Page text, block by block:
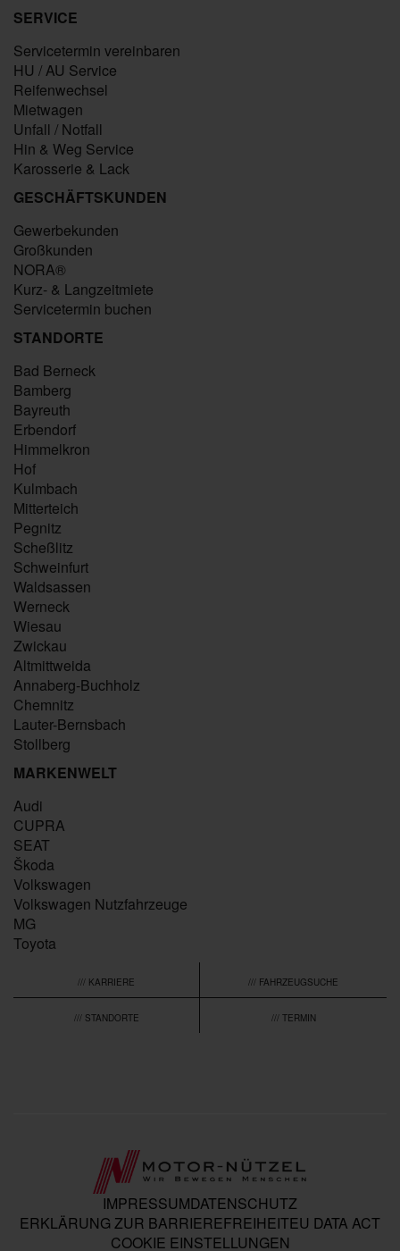
SERVICE
Servicetermin vereinbaren
HU / AU Service
Reifenwechsel
Mietwagen
Unfall / Notfall
Hin & Weg Service
Karosserie & Lack
GESCHÄFTSKUNDEN
Gewerbekunden
Großkunden
NORA®
Kurz- & Langzeitmiete
Servicetermin buchen
STANDORTE
Bad Berneck
Bamberg
Bayreuth
Erbendorf
Himmelkron
Hof
Kulmbach
Mitterteich
Pegnitz
Scheßlitz
Schweinfurt
Waldsassen
Werneck
Wiesau
Zwickau
Altmittweida
Annaberg-Buchholz
Chemnitz
Lauter-Bernsbach
Stollberg
MARKENWELT
Audi
CUPRA
SEAT
Škoda
Volkswagen
Volkswagen Nutzfahrzeuge
MG
Toyota
/// KARRIERE /// FAHRZEUGSUCHE
/// STANDORTE /// TERMIN
IMPRESSUMDATENSCHUTZ
ERKLÄRUNG ZUR BARRIEREFREIHEITEU DATA ACT
COOKIE EINSTELLUNGEN